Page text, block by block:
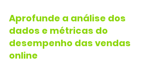
Aprofunde a análise dos
dados e métricas do
desempenho das vendas
online